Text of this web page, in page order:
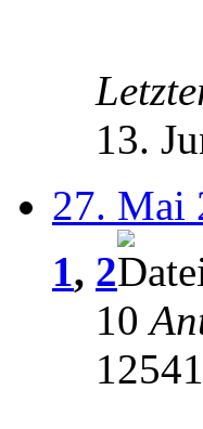
13.
27. Mai
1, 2
10
12541